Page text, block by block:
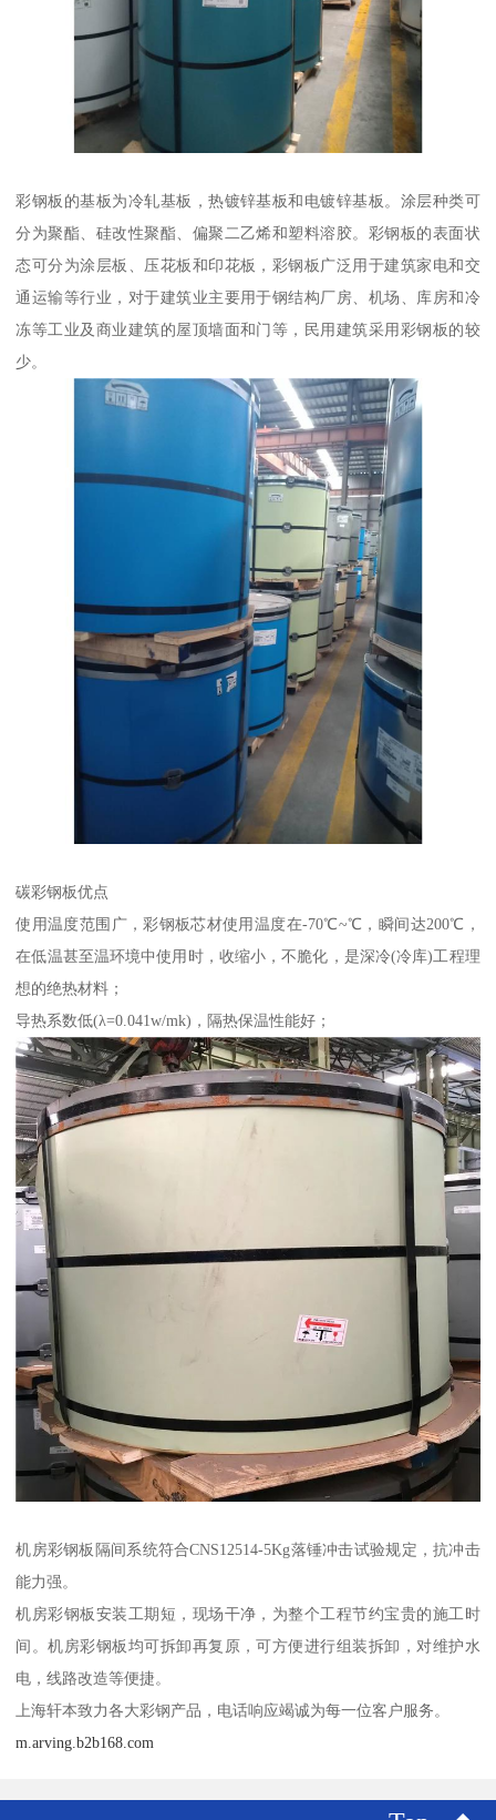
彩钢板的基板为冷轧基板，热镀锌基板和电镀锌基板。涂层种类可
分为聚酯、硅改性聚酯、偏聚二乙烯和塑料溶胶。彩钢板的表面状
态可分为涂层板、压花板和印花板，彩钢板广泛用于建筑家电和交
通运输等行业，对于建筑业主要用于钢结构厂房、机场、库房和冷
冻等工业及商业建筑的屋顶墙面和门等，民用建筑采用彩钢板的较
少。
碳彩钢板优点
使用温度范围广，彩钢板芯材使用温度在-70℃~℃，瞬间达200℃，
在低温甚至温环境中使用时，收缩小，不脆化，是深冷(冷库)工程理
想的绝热材料；
导热系数低(λ=0.041w/mk)，隔热保温性能好；
机房彩钢板隔间系统符合CNS12514-5Kg落锤冲击试验规定，抗冲击
能力强。
机房彩钢板安装工期短，现场干净，为整个工程节约宝贵的施工时
间。机房彩钢板均可拆卸再复原，可方便进行组装拆卸，对维护水
电，线路改造等便捷。
上海轩本致力各大彩钢产品，电话响应竭诚为每一位客户服务。
m.arving.b2b168.com